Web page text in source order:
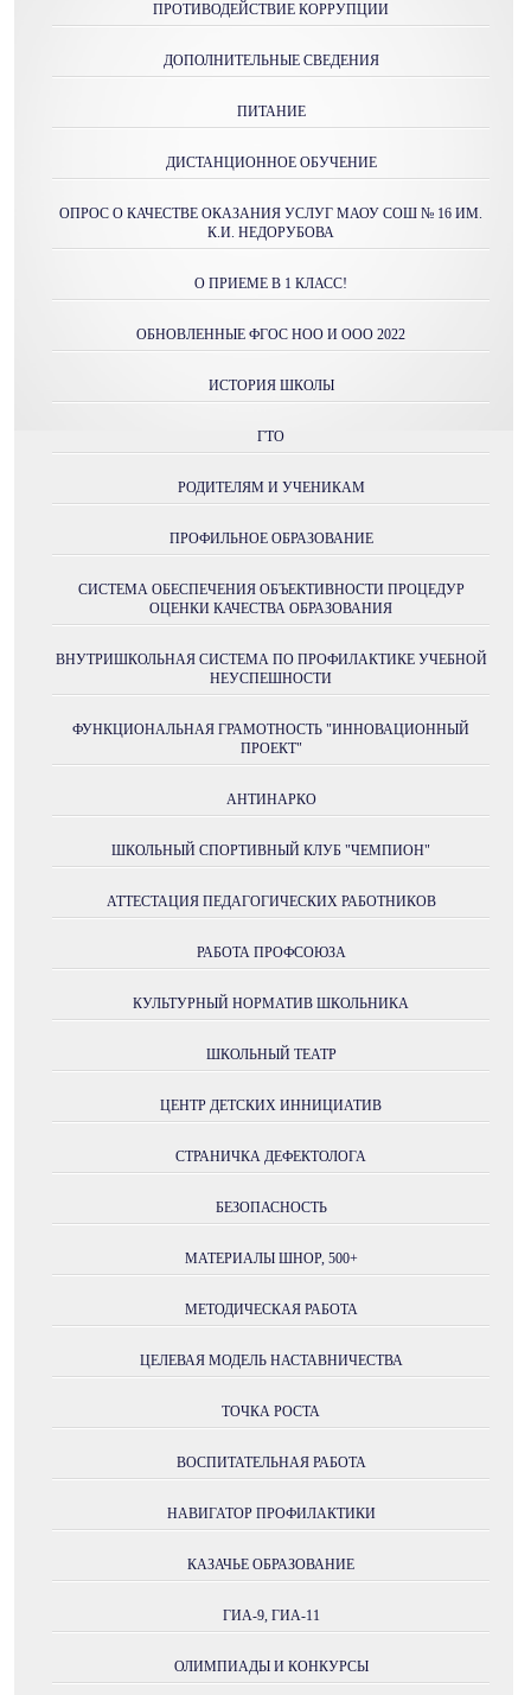
ПРОТИВОДЕЙСТВИЕ КОРРУПЦИИ
ДОПОЛНИТЕЛЬНЫЕ СВЕДЕНИЯ
ПИТАНИЕ
ДИСТАНЦИОННОЕ ОБУЧЕНИЕ
ОПРОС О КАЧЕСТВЕ ОКАЗАНИЯ УСЛУГ МАОУ СОШ № 16 ИМ.
К.И. НЕДОРУБОВА
О ПРИЕМЕ В 1 КЛАСС!
ОБНОВЛЕННЫЕ ФГОС НОО И ООО 2022
ИСТОРИЯ ШКОЛЫ
ГТО
РОДИТЕЛЯМ И УЧЕНИКАМ
ПРОФИЛЬНОЕ ОБРАЗОВАНИЕ
СИСТЕМА ОБЕСПЕЧЕНИЯ ОБЪЕКТИВНОСТИ ПРОЦЕДУР
ОЦЕНКИ КАЧЕСТВА ОБРАЗОВАНИЯ
ВНУТРИШКОЛЬНАЯ СИСТЕМА ПО ПРОФИЛАКТИКЕ УЧЕБНОЙ
НЕУСПЕШНОСТИ
ФУНКЦИОНАЛЬНАЯ ГРАМОТНОСТЬ "ИННОВАЦИОННЫЙ
ПРОЕКТ"
АНТИНАРКО
ШКОЛЬНЫЙ СПОРТИВНЫЙ КЛУБ "ЧЕМПИОН"
АТТЕСТАЦИЯ ПЕДАГОГИЧЕСКИХ РАБОТНИКОВ
РАБОТА ПРОФСОЮЗА
КУЛЬТУРНЫЙ НОРМАТИВ ШКОЛЬНИКА
ШКОЛЬНЫЙ ТЕАТР
ЦЕНТР ДЕТСКИХ ИННИЦИАТИВ
СТРАНИЧКА ДЕФЕКТОЛОГА
БЕЗОПАСНОСТЬ
МАТЕРИАЛЫ ШНОР, 500+
МЕТОДИЧЕСКАЯ РАБОТА
ЦЕЛЕВАЯ МОДЕЛЬ НАСТАВНИЧЕСТВА
ТОЧКА РОСТА
ВОСПИТАТЕЛЬНАЯ РАБОТА
НАВИГАТОР ПРОФИЛАКТИКИ
КАЗАЧЬЕ ОБРАЗОВАНИЕ
ГИА-9, ГИА-11
ОЛИМПИАДЫ И КОНКУРСЫ